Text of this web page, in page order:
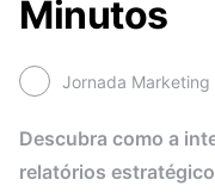
Minutos
Jornada Marketing
Descubra como a
relatórios